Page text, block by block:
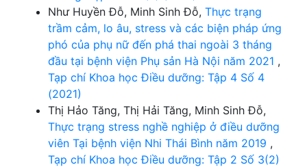
Như Huyền Đỗ, Minh Sinh Đỗ, Thực trạng
trầm cảm, lo âu, stress và các biện pháp ứng
phó của phụ nữ đến phá thai ngoài 3 tháng
đầu tại bệnh viện Phụ sản Hà Nội năm 2021 ,
Tạp chí Khoa học Điều dưỡng: Tập 4 Số 4
(2021)
Thị Hảo Tăng, Thị Hải Tăng, Minh Sinh Đỗ,
Thực trạng stress nghề nghiệp ở điều dưỡng
viên Tại bệnh viện Nhi Thái Bình năm 2019 ,
Tạp chí Khoa học Điều dưỡng: Tập 2 Số 3(2)